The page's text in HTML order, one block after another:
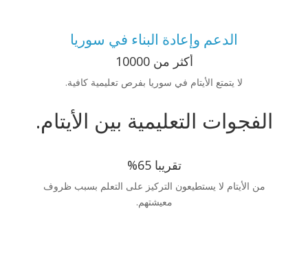
الدعم وإعادة البناء في سوريا
أكثر من 10000
لا يتمتع الأيتام في سوريا بفرص تعليمية كافية.
الفجوات التعليمية بين الأيتام.
تقريبا 65%
من الأيتام لا يستطيعون التركيز على التعلم بسبب ظروف
معيشتهم.